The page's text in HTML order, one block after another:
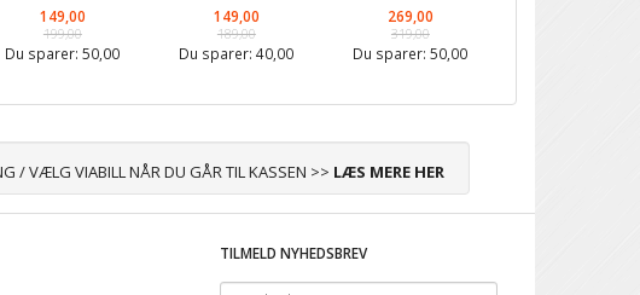
149,00
199,00
Du sparer:50,00
149,00
189,00
Du sparer:40,00
269,00
319,00
Du sparer:50,00
/ VÆLG VIABILL NÅR DU GÅR TIL KASSEN >> LÆS MERE HER
TILMELD NYHEDSBREV
Email-